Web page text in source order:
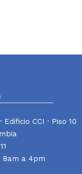
Edificio CCI · Piso 10
8am a 4pm